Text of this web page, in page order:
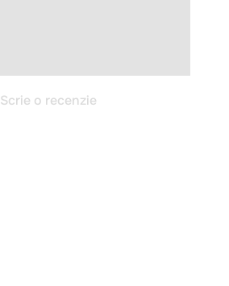
Scrie o recenzie